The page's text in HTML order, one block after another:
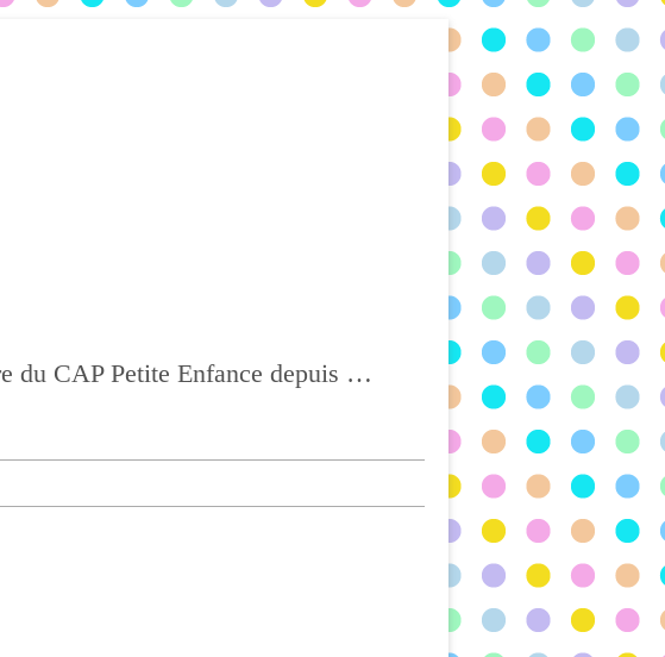
Ass Mat à CHATEL-GUYON, Agréée depuis 2004 et titulaire du CAP Petite Enfance depuis 2017, BONNE VISITE !!!